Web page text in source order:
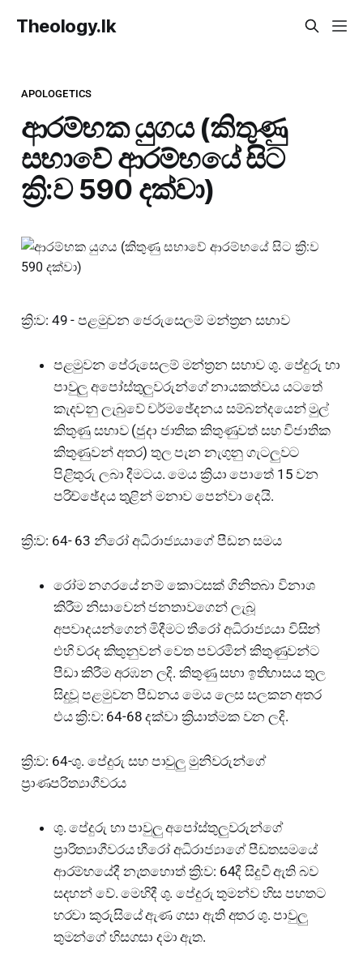
Theology.lk
APOLOGETICS
ආරම්භක යුගය (කිතුණු
සභාවේ ආරම්භයේ සිට
ක්‍රි:ව 590 දක්වා)
ක්‍රි:ව: 49 - පළමුවන ජෙරුසෙලම් මන්ත්‍රන සභාව
පළමුවන පේරුසෙලම් මන්ත්‍රන සභාව ශු. පේදුරු හා
පාවුලු අපෝස්තුලුවරුන්ගේ නායකත්වය යටතේ
කැදවනු ලැබුවේ චර්මඡේදනය සම්බන්දයෙන් මුල්
කිතුණු සභාව (ජුදා ජාතික කිතුණුවත් සහ විජාතික
කිතුණුවන් අතර) තුල පැන නැගුනු ගැටලුවට
පිළිතුරු ලබා දීමටය. මෙය ක්‍රියා පොතේ 15 වන
පරිච්ඡේදය තුළින් මනාව පෙන්වා දෙයි.
ක්‍රි:ව: 64- 63 නීරෝ අධිරාජ්‍යයාගේ පීඩන සමය
රෝම නගරයේ නම් කොටසක් ගිනිතබා විනාශ
කිරීම නිසාවෙන් ජනතාවගෙන් ලැබූ
අපවාදයන්ගෙන් මිදීමට තීරෝ අධිරාජ්‍යයා විසින්
එහි වරද කිතුනුවන් වෙත පවරමින් කිතුණුවන්ට
පීඩා කිරීම අරඹන ලදි. කිතුණු සභා ඉතිහාසය තුල
සිදුවූ පළමුවන පීඩනය මෙය ලෙස සලකන අතර
එය ක්‍රි:ව: 64-68 දක්වා ක්‍රියාත්මක වන ලදි.
ක්‍රි:ව: 64-ශු. පේදුරු සහ පාවුලු මුනිවරුන්ගේ
ප්‍රාණපරිත්‍යාගීවරය
ශු. පේදුරු හා පාවුලු අපෝස්තුලුවරුන්ගේ
ප්‍රාරිත්‍යාගීවරය හීරෝ අධිරාජ්‍යාගේ පීඩතසමයේ
ආරම්භයේදී නැතහොත් ක්‍රි:ව: 64දී සිදුවී ඇති බව
සදහන් වේ. මෙහිදී ශු. පේදුරු තුමන්ව හිස පහතට
හරවා කුරුසියේ ඇණ ගසා ඇති අතර ශු. පාවුලු
තුමන්ගේ හිසගසා දමා ඇත.